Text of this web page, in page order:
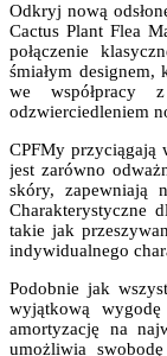
Odkryj nową
Cactus Plant Flea
połączenie
śmiałym
we
odzwierciedleniem
CPFMy przyciągają
jest zarówno
skóry, zapewniają
Charakterystyczne
takie jak
indywidualnego
Podobnie jak
wyjątkową
amortyzację na
umożliwia